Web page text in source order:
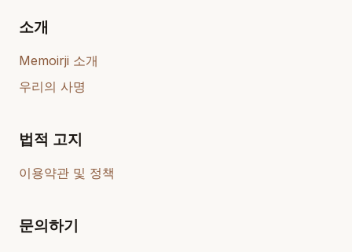
소개
Memoirji 소개
우리의 사명
법적 고지
이용약관 및 정책
문의하기